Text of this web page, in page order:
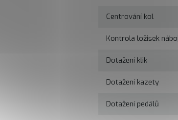
Centrování kol
Kontrola ložisek
Dotažení klik
Dotažení kazety
Dotažení pedálů